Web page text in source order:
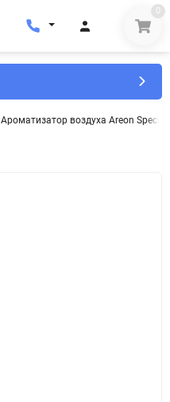
0
Ароматизатор воздуха Areon Special